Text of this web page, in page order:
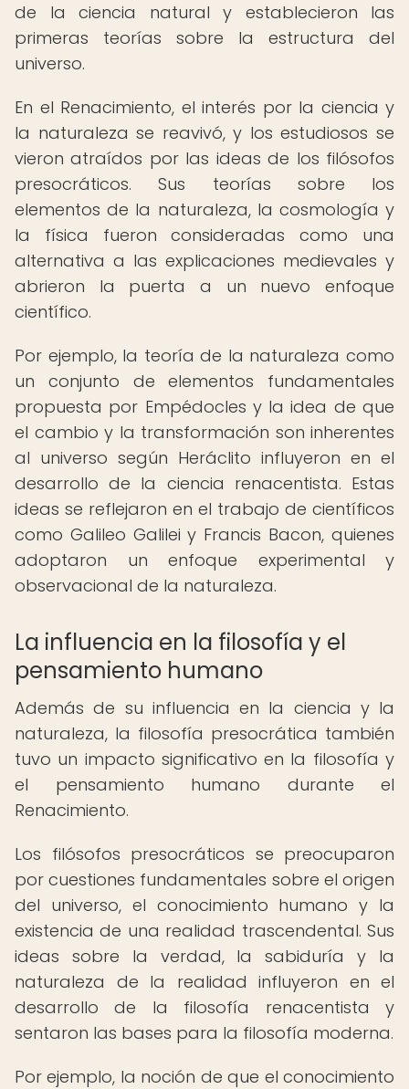
de la ciencia natural y establecieron las
primeras teorías sobre la estructura del
universo.
En el Renacimiento, el interés por la ciencia y
la naturaleza se reavivó, y los estudiosos se
vieron atraídos por las ideas de los filósofos
presocráticos. Sus teorías sobre los
elementos de la naturaleza, la cosmología y
la física fueron consideradas como una
alternativa a las explicaciones medievales y
abrieron la puerta a un nuevo enfoque
científico.
Por ejemplo, la teoría de la naturaleza como
un conjunto de elementos fundamentales
propuesta por Empédocles y la idea de que
el cambio y la transformación son inherentes
al universo según Heráclito influyeron en el
desarrollo de la ciencia renacentista. Estas
ideas se reflejaron en el trabajo de científicos
como Galileo Galilei y Francis Bacon, quienes
adoptaron un enfoque experimental y
observacional de la naturaleza.
La influencia en la filosofía y el
pensamiento humano
Además de su influencia en la ciencia y la
naturaleza, la filosofía presocrática también
tuvo un impacto significativo en la filosofía y
el pensamiento humano durante el
Renacimiento.
Los filósofos presocráticos se preocuparon
por cuestiones fundamentales sobre el origen
del universo, el conocimiento humano y la
existencia de una realidad trascendental. Sus
ideas sobre la verdad, la sabiduría y la
naturaleza de la realidad influyeron en el
desarrollo de la filosofía renacentista y
sentaron las bases para la filosofía moderna.
Por ejemplo, la noción de que el conocimiento